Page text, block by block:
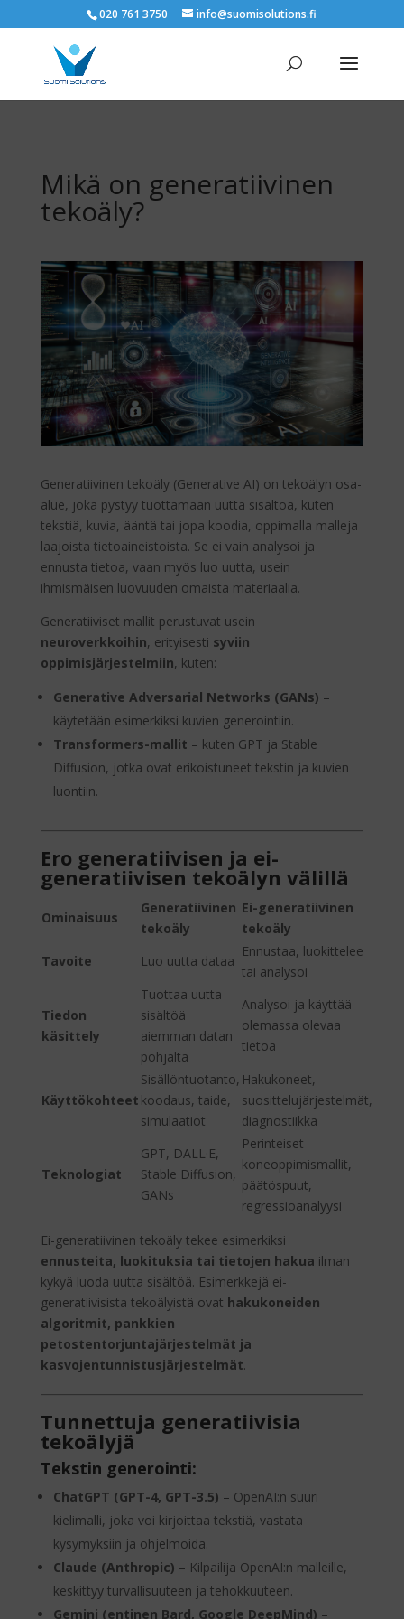
020 761 3750 info@suomisolutions.fi
Mikä on generatiivinen
tekoäly?
Generatiivinen tekoäly (Generative AI) on tekoälyn osa-
alue, joka pystyy tuottamaan uutta sisältöä, kuten
tekstiä, kuvia, ääntä tai jopa koodia, oppimalla malleja
laajoista tietoaineistoista. Se ei vain analysoi ja
ennusta tietoa, vaan myös luo uutta, usein
ihmismäisen luovuuden omaista materiaalia.
Generatiiviset mallit perustuvat usein
neuroverkkoihin, erityisesti syviin
oppimisjärjestelmiin, kuten:
Generative Adversarial Networks (GANs) –
käytetään esimerkiksi kuvien generointiin.
Transformers-mallit – kuten GPT ja Stable
Diffusion, jotka ovat erikoistuneet tekstin ja kuvien
luontiin.
Ero generatiivisen ja ei-
generatiivisen tekoälyn välillä
Ominaisuus
Generatiivinen
tekoäly
Ei-generatiivinen
tekoäly
Tavoite
Luo uutta dataa
Ennustaa, luokittelee
tai analysoi
Tiedon
käsittely
Tuottaa uutta
sisältöä
aiemman datan
pohjalta
Analysoi ja käyttää
olemassa olevaa
tietoa
Käyttökohteet
Sisällöntuotanto,
koodaus, taide,
simulaatiot
Hakukoneet,
suosittelujärjestelmät,
diagnostiikka
Teknologiat
GPT, DALL·E,
Stable Diffusion,
GANs
Perinteiset
koneoppimismallit,
päätöspuut,
regressioanalyysi
Ei-generatiivinen tekoäly tekee esimerkiksi
ennusteita, luokituksia tai tietojen hakua ilman
kykyä luoda uutta sisältöä. Esimerkkejä ei-
generatiivisista tekoälyistä ovat hakukoneiden
algoritmit, pankkien
petostentorjuntajärjestelmät ja
kasvojentunnistusjärjestelmät.
Tunnettuja generatiivisia
tekoälyjä
Tekstin generointi:
ChatGPT (GPT-4, GPT-3.5) – OpenAI:n suuri
kielimalli, joka voi kirjoittaa tekstiä, vastata
kysymyksiin ja ohjelmoida.
Claude (Anthropic) – Kilpailija OpenAI:n malleille,
keskittyy turvallisuuteen ja tehokkuuteen.
Gemini (entinen Bard, Google DeepMind) –